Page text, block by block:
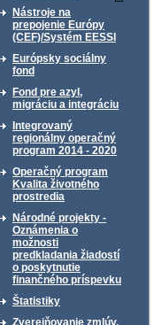
Nástroje na
prepojenie Európy
(CEF)/Systém EESSI
Európsky sociálny
fond
Fond pre azyl,
migráciu a integráciu
Integrovaný
regionálny operačný
program 2014 - 2020
Operačný program
Kvalita životného
prostredia
Národné projekty -
Oznámenia o
možnosti
predkladania žiadostí
o poskytnutie
finančného príspevku
Štatistiky
Zverejňovanie zmlúv,